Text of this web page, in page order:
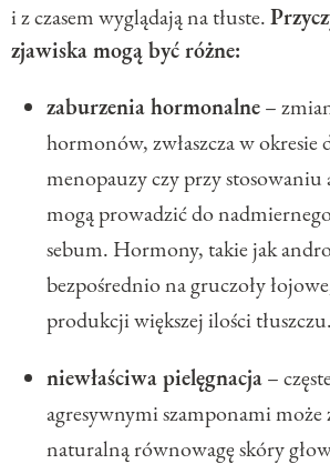
i z czasem wyglądają na tłuste.
zjawiska mogą być różne:
zaburzenia hormonalne–
hormonów, zwłaszcza w okresie
menopauzy czy przy
mogą prowadzić do
sebum. Hormony, takie jak
bezpośrednio na gruczoły
produkcji większej ilości tłuszczu.
niewłaściwa pielęgnacja–
agresywnymi szamponami może
naturalną równowagę skóry